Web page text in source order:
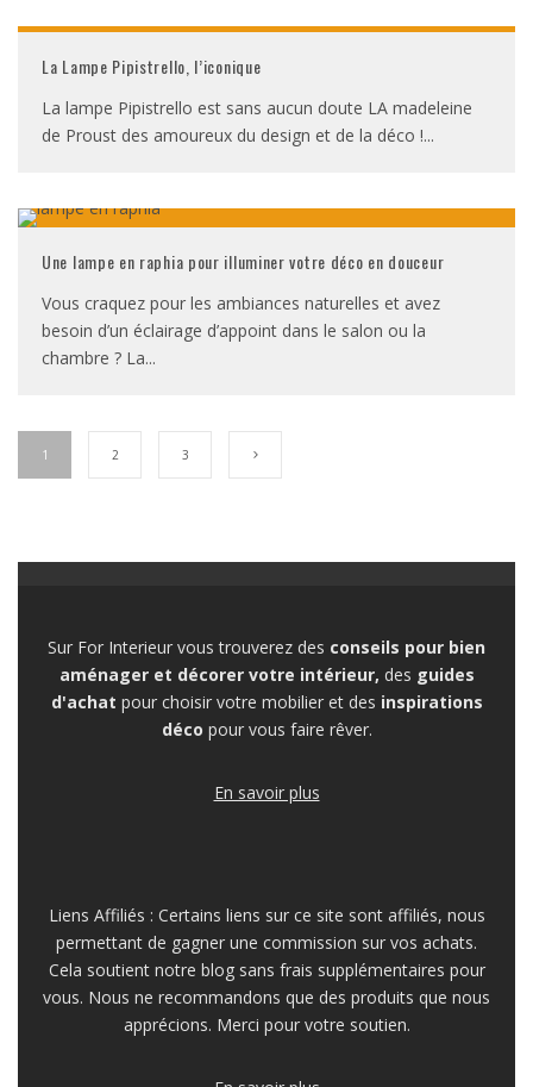
La Lampe Pipistrello, l’iconique
La lampe Pipistrello est sans aucun doute LA madeleine
de Proust des amoureux du design et de la déco !...
Une lampe en raphia pour illuminer votre déco en douceur
Vous craquez pour les ambiances naturelles et avez
besoin d’un éclairage d’appoint dans le salon ou la
chambre ? La...
1 2 3
Sur For Interieur vous trouverez des conseils pour bien
aménager et décorer votre intérieur, des guides
d'achat pour choisir votre mobilier et des inspirations
déco pour vous faire rêver.
En savoir plus
Liens Affiliés : Certains liens sur ce site sont affiliés, nous
permettant de gagner une commission sur vos achats.
Cela soutient notre blog sans frais supplémentaires pour
vous. Nous ne recommandons que des produits que nous
apprécions. Merci pour votre soutien.